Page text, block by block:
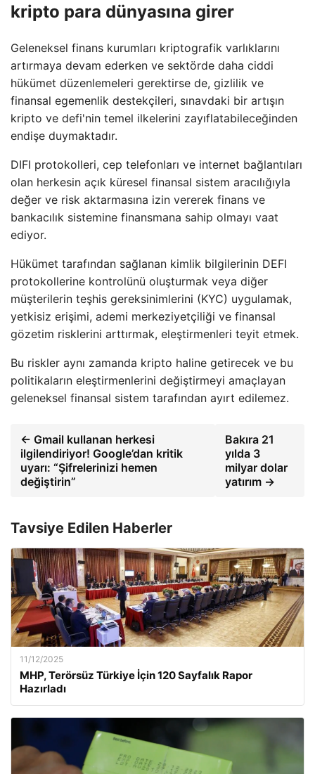
kripto para dünyasına girer
Geleneksel finans kurumları kriptografik varlıklarını
artırmaya devam ederken ve sektörde daha ciddi
hükümet düzenlemeleri gerektirse de, gizlilik ve
finansal egemenlik destekçileri, sınavdaki bir artışın
kripto ve defi'nin temel ilkelerini zayıflatabileceğinden
endişe duymaktadır.
DIFI protokolleri, cep telefonları ve internet bağlantıları
olan herkesin açık küresel finansal sistem aracılığıyla
değer ve risk aktarmasına izin vererek finans ve
bankacılık sistemine finansmana sahip olmayı vaat
ediyor.
Hükümet tarafından sağlanan kimlik bilgilerinin DEFI
protokollerine kontrolünü oluşturmak veya diğer
müşterilerin teşhis gereksinimlerini (KYC) uygulamak,
yetkisiz erişimi, ademi merkeziyetçiliği ve finansal
gözetim risklerini arttırmak, eleştirmenleri teyit etmek.
Bu riskler aynı zamanda kripto haline getirecek ve bu
politikaların eleştirmenlerini değiştirmeyi amaçlayan
geleneksel finansal sistem tarafından ayırt edilemez.
← Gmail kullanan herkesi
ilgilendiriyor! Google’dan kritik
uyarı: “Şifrelerinizi hemen
değiştirin”
Bakıra 21
yılda 3
milyar dolar
yatırım →
Tavsiye Edilen Haberler
11/12/2025
MHP, Terörsüz Türkiye İçin 120 Sayfalık Rapor
Hazırladı